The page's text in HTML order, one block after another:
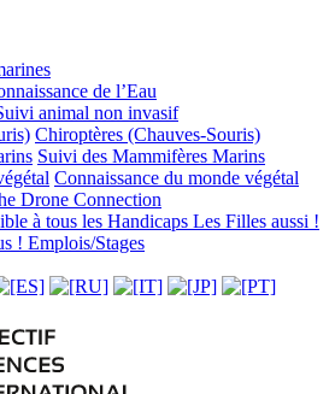
de l’Eau
animal non invasif
Chiroptères (Chauves-Souris)
Suivi des Mammifères Marins
Connaissance du monde végétal
Drone Connection
à tous les Handicaps Les Filles aussi !
! Emplois/Stages